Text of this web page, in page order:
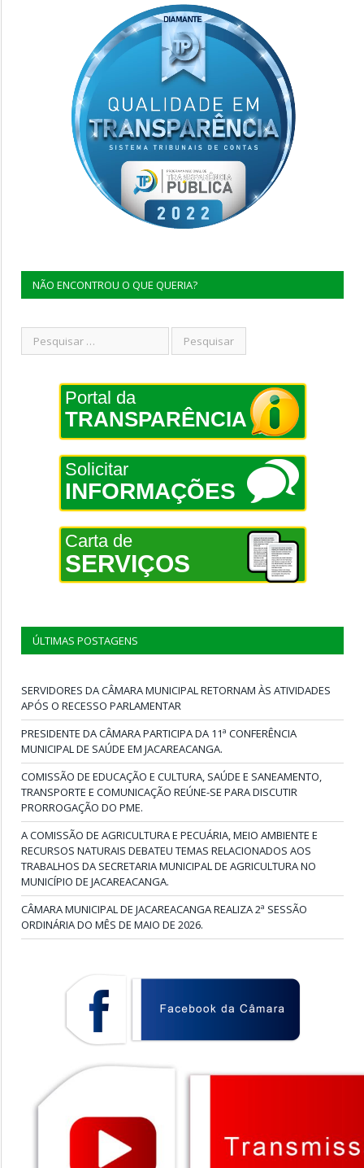
NÃO ENCONTROU O QUE QUERIA?
Portal da
TRANSPARÊNCIA
Solicitar
INFORMAÇÕES
Carta de
SERVIÇOS
ÚLTIMAS POSTAGENS
SERVIDORES DA CÂMARA MUNICIPAL RETORNAM ÀS ATIVIDADES
APÓS O RECESSO PARLAMENTAR
PRESIDENTE DA CÂMARA PARTICIPA DA 11ª CONFERÊNCIA
MUNICIPAL DE SAÚDE EM JACAREACANGA.
COMISSÃO DE EDUCAÇÃO E CULTURA, SAÚDE E SANEAMENTO,
TRANSPORTE E COMUNICAÇÃO REÚNE-SE PARA DISCUTIR
PRORROGAÇÃO DO PME.
A COMISSÃO DE AGRICULTURA E PECUÁRIA, MEIO AMBIENTE E
RECURSOS NATURAIS DEBATEU TEMAS RELACIONADOS AOS
TRABALHOS DA SECRETARIA MUNICIPAL DE AGRICULTURA NO
MUNICÍPIO DE JACAREACANGA.
CÂMARA MUNICIPAL DE JACAREACANGA REALIZA 2ª SESSÃO
ORDINÁRIA DO MÊS DE MAIO DE 2026.